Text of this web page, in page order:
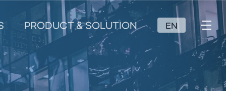
PRODUCT & SOLUTION EN